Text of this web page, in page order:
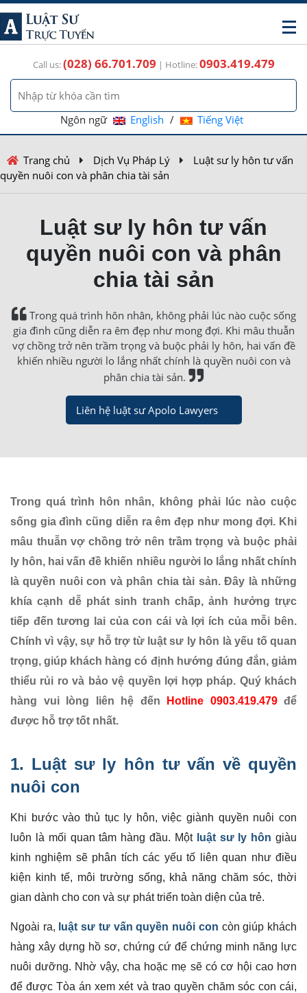
Call us:(028) 66.701.709 | Hotline:0903.419.479
Ngôn ngữ English / Tiếng Việt
Trang chủ Dịch Vụ Pháp Lý
Luật sư ly hôn tư vấn
quyền nuôi con và phân chia tài sản
Luật sư ly hôn tư vấn
quyền nuôi con và phân
chia tài sản
Trong quá trình hôn nhân, không phải lúc nào cuộc sống
gia đình cũng diễn ra êm đẹp như mong đợi. Khi mâu thuẫn
vợ chồng trở nên trầm trọng và buộc phải ly hôn, hai vấn đề
khiến nhiều người lo lắng nhất chính là quyền nuôi con và
phân chia tài sản.
Liên hệ luật sư Apolo Lawyers
Trong quá trình hôn nhân, không phải lúc nào cuộc
sống gia đình cũng diễn ra êm đẹp như mong đợi. Khi
mâu thuẫn vợ chồng trở nên trầm trọng và buộc phải
ly hôn, hai vấn đề khiến nhiều người lo lắng nhất chính
là quyền nuôi con và phân chia tài sản. Đây là những
khía cạnh dễ phát sinh tranh chấp, ảnh hưởng trực
tiếp đến tương lai của con cái và lợi ích của mỗi bên.
Chính vì vậy, sự hỗ trợ từ luật sư ly hôn là yếu tố quan
trọng, giúp khách hàng có định hướng đúng đắn, giảm
thiểu rủi ro và bảo vệ quyền lợi hợp pháp. Quý khách
hàng vui lòng liên hệ đến
Hotline 0903.419.479để
được hỗ trợ tốt nhất.
1. Luật sư ly hôn tư vấn về quyền
nuôi con
Khi bước vào thủ tục ly hôn, việc giành quyền nuôi con
luôn là mối quan tâm hàng đầu. Một luật sư ly hôn giàu
kinh nghiệm sẽ phân tích các yếu tố liên quan như điều
kiện kinh tế, môi trường sống, khả năng chăm sóc, thời
gian dành cho con và sự phát triển toàn diện của trẻ.
Ngoài ra, luật sư tư vấn quyền nuôi con còn giúp khách
hàng xây dựng hồ sơ, chứng cứ để chứng minh năng lực
nuôi dưỡng. Nhờ vậy, cha hoặc mẹ sẽ có cơ hội cao hơn
để được Tòa án xem xét và trao quyền chăm sóc con cái,